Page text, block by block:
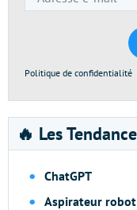
Politique de confidentialité
🔥 Les
ChatGPT
Aspirateur robot